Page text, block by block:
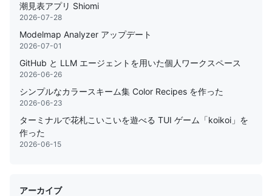
潮見表アプリ Shiomi
2026-07-28
Modelmap Analyzer アップデート
2026-07-01
GitHub と LLM エージェントを用いた個人ワークスペース
2026-06-26
シンプルなカラースキーム集 Color Recipes を作った
2026-06-23
ターミナルで花札こいこいを遊べる TUI ゲーム「koikoi」を
作った
2026-06-15
アーカイブ